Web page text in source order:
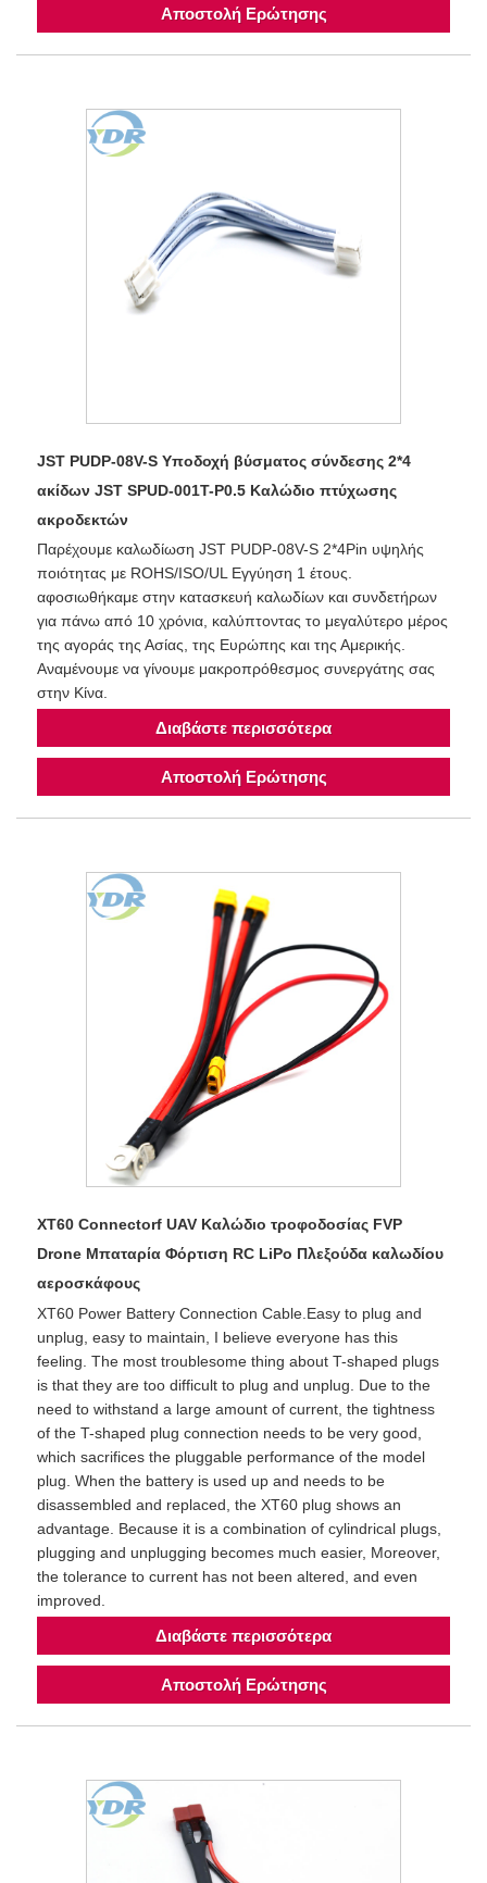
Αποστολή Ερώτησης
JST PUDP-08V-S Υποδοχή βύσματος σύνδεσης 2*4
ακίδων JST SPUD-001T-P0.5 Καλώδιο πτύχωσης
ακροδεκτών
Παρέχουμε καλωδίωση JST PUDP-08V-S 2*4Pin υψηλής
ποιότητας με ROHS/ISO/UL Εγγύηση 1 έτους.
αφοσιωθήκαμε στην κατασκευή καλωδίων και συνδετήρων
για πάνω από 10 χρόνια, καλύπτοντας το μεγαλύτερο μέρος
της αγοράς της Ασίας, της Ευρώπης και της Αμερικής.
Αναμένουμε να γίνουμε μακροπρόθεσμος συνεργάτης σας
στην Κίνα.
Διαβάστε περισσότερα
Αποστολή Ερώτησης
XT60 Connectorf UAV Καλώδιο τροφοδοσίας FVP
Drone Μπαταρία Φόρτιση RC LiPo Πλεξούδα καλωδίου
αεροσκάφους
XT60 Power Battery Connection Cable.Easy to plug and
unplug, easy to maintain, I believe everyone has this
feeling. The most troublesome thing about T-shaped plugs
is that they are too difficult to plug and unplug. Due to the
need to withstand a large amount of current, the tightness
of the T-shaped plug connection needs to be very good,
which sacrifices the pluggable performance of the model
plug. When the battery is used up and needs to be
disassembled and replaced, the XT60 plug shows an
advantage. Because it is a combination of cylindrical plugs,
plugging and unplugging becomes much easier, Moreover,
the tolerance to current has not been altered, and even
improved.
Διαβάστε περισσότερα
Αποστολή Ερώτησης